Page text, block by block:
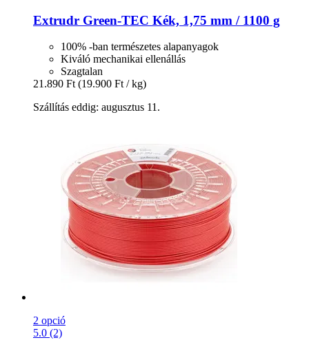
Extrudr Green-​TEC Kék, 1,75 mm / 1100 g
100% -ban természetes alapanyagok
Kiváló mechanikai ellenállás
Szagtalan
21.890 Ft (19.900 Ft / kg)
Szállítás eddig: augusztus 11.
2 opció
5.0 (2)